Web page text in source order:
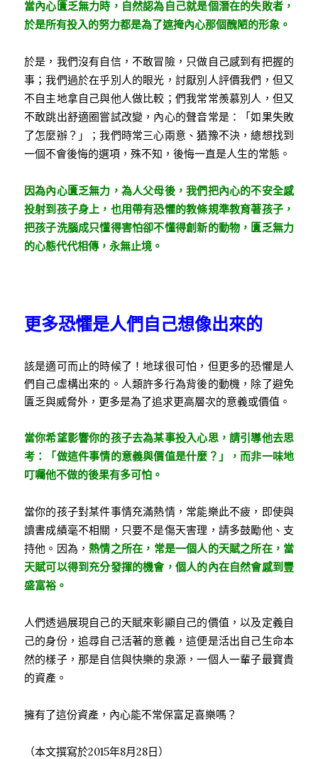
當內心匱乏無力時，自然認為自己就是個潛在的失敗者，
於是所有投入的努力都是為了遮掩內心那個醜陋的形象。
於是，我們沒有自信，不敢冒險，只做自己感到有把握的
事；我們過於在乎別人的眼光，討厭別人評價我們，但又
不自主地拿自己與他人做比較；們我常常羨慕別人，但又
不敢跳出舒適圈嘗試改變，內心的聲音常是：「如果失敗
了怎麼辦？」；我們時常三心兩意、猶豫不決，總想找到
一個不會後悔的選項，殊不知，後悔一直是人生的常態。
因為內心匱乏無力，為人父母後，我們把內心的不安全感
投射到孩子身上，也用帶有恐懼的教條規準教育著孩子，
把孩子洗腦成只懂得害怕卻不懂得創新的動物，匱乏無力
的心態代代相傳，永無止境。
更多恐懼是人們自己想像出來的
該是適可而止的時候了！地球很可怕，但更多的恐懼是人
們自己虛構出來的。人類許多行為背後的動機，除了避免
匱乏與威脅外，更多是為了追求更高層次的意義或價值。
當你希望影響你的孩子去為某事投入心思，請引導他去思
考：「做這件事情的意義與價值是什麼？」，而非一味地
叮囑他不做的後果有多可怕。
當你的孩子對某件事情充滿熱情，常能樂此不疲，即使與
讀書成績毫不相關，只要不是傷天害理，請多鼓勵他、支
持他。因為，熱情之所在，常是一個人的天賦之所在，當
天賦可以得到充分發揮的機會，個人的內在自然會感到豐
盛富裕。
人們透過展現自己的天賦來彰顯自己的價值，以及定義自
己的身份，追尋自己活著的意義，這便是活出自己生命本
然的樣子，那是自信與快樂的泉源，一個人一輩子最寶貴
的資產。
擁有了這份資產，內心能不常保富足喜樂嗎？
（本文撰寫於2015年8月28日）